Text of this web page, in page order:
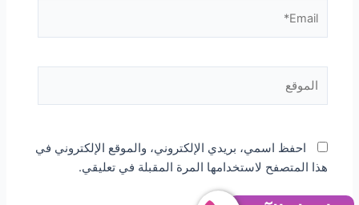
احفظ اسمي، بريدي الإلكتروني، والموقع الإلكتروني في
هذا المتصفح لاستخدامها المرة المقبلة في تعليقي.